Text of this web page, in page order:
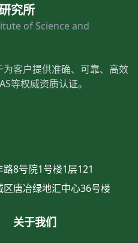
究所
of Science and
客户提供准确、可靠、高效
等权威资质认证。
8号院1号楼1层121
唐冶绿地汇中心36号楼
关于我们